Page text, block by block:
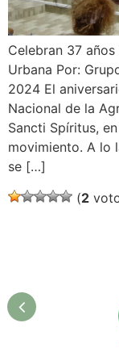
Celebran 37
Urbana Por:
2024 El
Nacional de la
Sancti Spíritus,
movimiento. A lo
se […]
(2